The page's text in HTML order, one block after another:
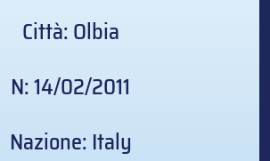
Città: Olbia
N: 14/02/2011
Nazione: Italy